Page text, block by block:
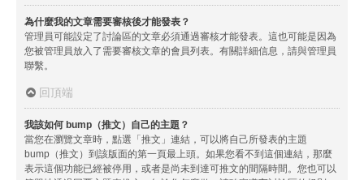
為什麼我的文章需要審核後才能發表？
管理員可能設定了討論區的文章必須通過審核才能發表。這也可能是因為
您被管理員放入了需要審核文章的會員列表。有關詳細信息，請與管理員
聯繫。
回頂端
我該如何 bump（推文）自己的主題？
當您在瀏覽文章時，點選「推文」連結，可以將自己所發表的主題
bump（推文）到該版面的第一頁最上頭。如果您看不到這個連結，那麼
表示這個功能已經被停用，或者是尚未到達可推文的間隔時間。您也可以